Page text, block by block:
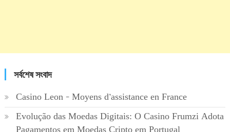
সর্বশেষ সংবাদ
Casino Leon – Moyens d’assistance en France
Evolução das Moedas Digitais: O Casino Frumzi Adota
Pagamentos em Moedas Cripto em Portugal